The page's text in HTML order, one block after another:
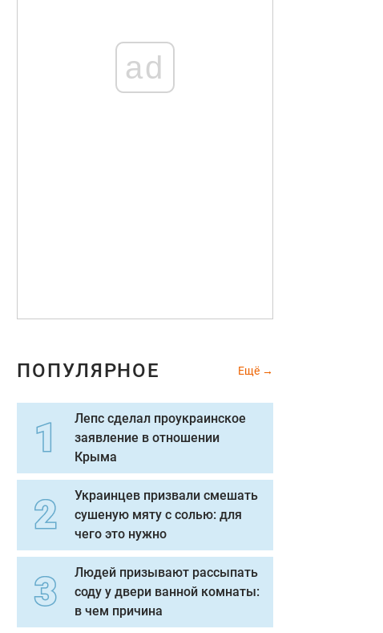
ad
ПОПУЛЯРНОЕ Ещё
Лепс сделал проукраинское
заявление в отношении
Крыма
Украинцев призвали смешать
сушеную мяту с солью: для
чего это нужно
Людей призывают рассыпать
соду у двери ванной комнаты:
в чем причина